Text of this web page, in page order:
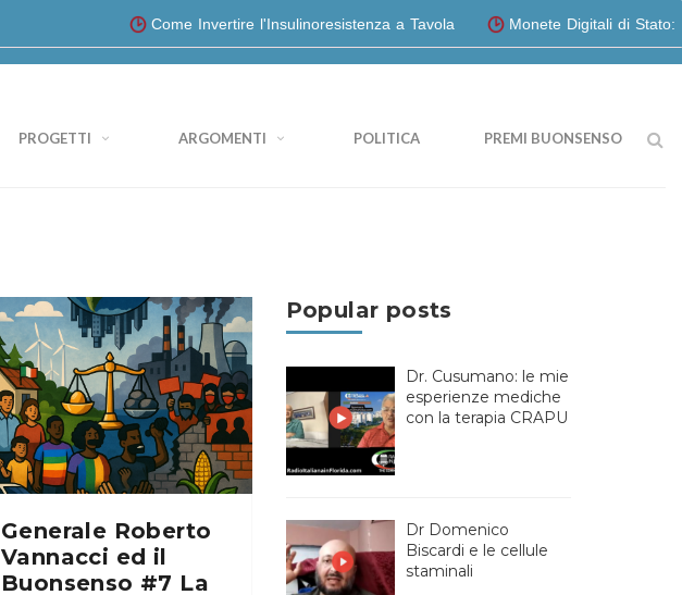
Come Invertire l'Insulinoresistenza a Tavola Monete Digitali di Stato: le polpette
PROGETTI ARGOMENTI POLITICA PREMI BUONSENSO
Generale Roberto
Vannacci ed il
Buonsenso #7 La
Popular posts
Dr. Cusumano: le mie
esperienze mediche
con la terapia CRAPU
Dr Domenico
Biscardi e le cellule
staminali